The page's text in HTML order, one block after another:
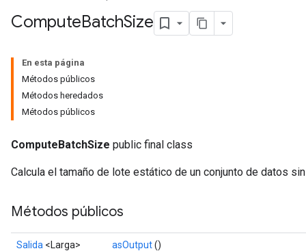
ComputeBatchSize
En esta página
Métodos públicos
Métodos heredados
Métodos públicos
ComputeBatchSize public final class
Calcula el tamaño de lote estático de un conjunto de datos
Métodos públicos
Salida <Larga> asOutput()